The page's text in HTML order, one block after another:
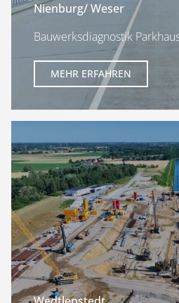
Nienburg/ Weser
Bauwerksdiagnostik
MEHR ERFAHREN